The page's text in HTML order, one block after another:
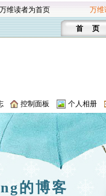
维读者为首页 万维
首 页
控制面板 个人相册
的博客